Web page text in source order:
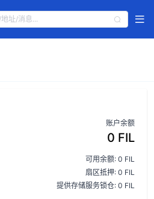
账户余额
0 FIL
可用余额: 0 FIL
扇区抵押: 0 FIL
提供存储服务锁仓: 0 FIL